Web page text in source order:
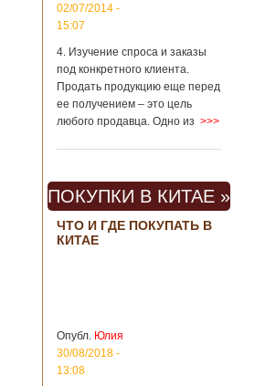
Шанхая или
Подробнее...
23/09/2018 - 13:07
В Китае
появился на
свет ребенок
после смерти
родителей
В Китае спустя 4
года после смерти
родителей на свет
появился их
ребенок. Выносила
Перед смертью
супруги
заморозили
несколько
матери. Эмбрионы
хранились в
клинике в жидком
02/07/2014 -
15:07
4. Изучение спроса и заказы
под конкретного клиента.
Продать продукцию еще перед
ее получением – это цель
любого продавца. Одно из >>>
ПОКУПКИ В КИТАЕ »
ЧТО И ГДЕ ПОКУПАТЬ В
КИТАЕ
Опубл. Юлия
30/08/2018 -
13:08